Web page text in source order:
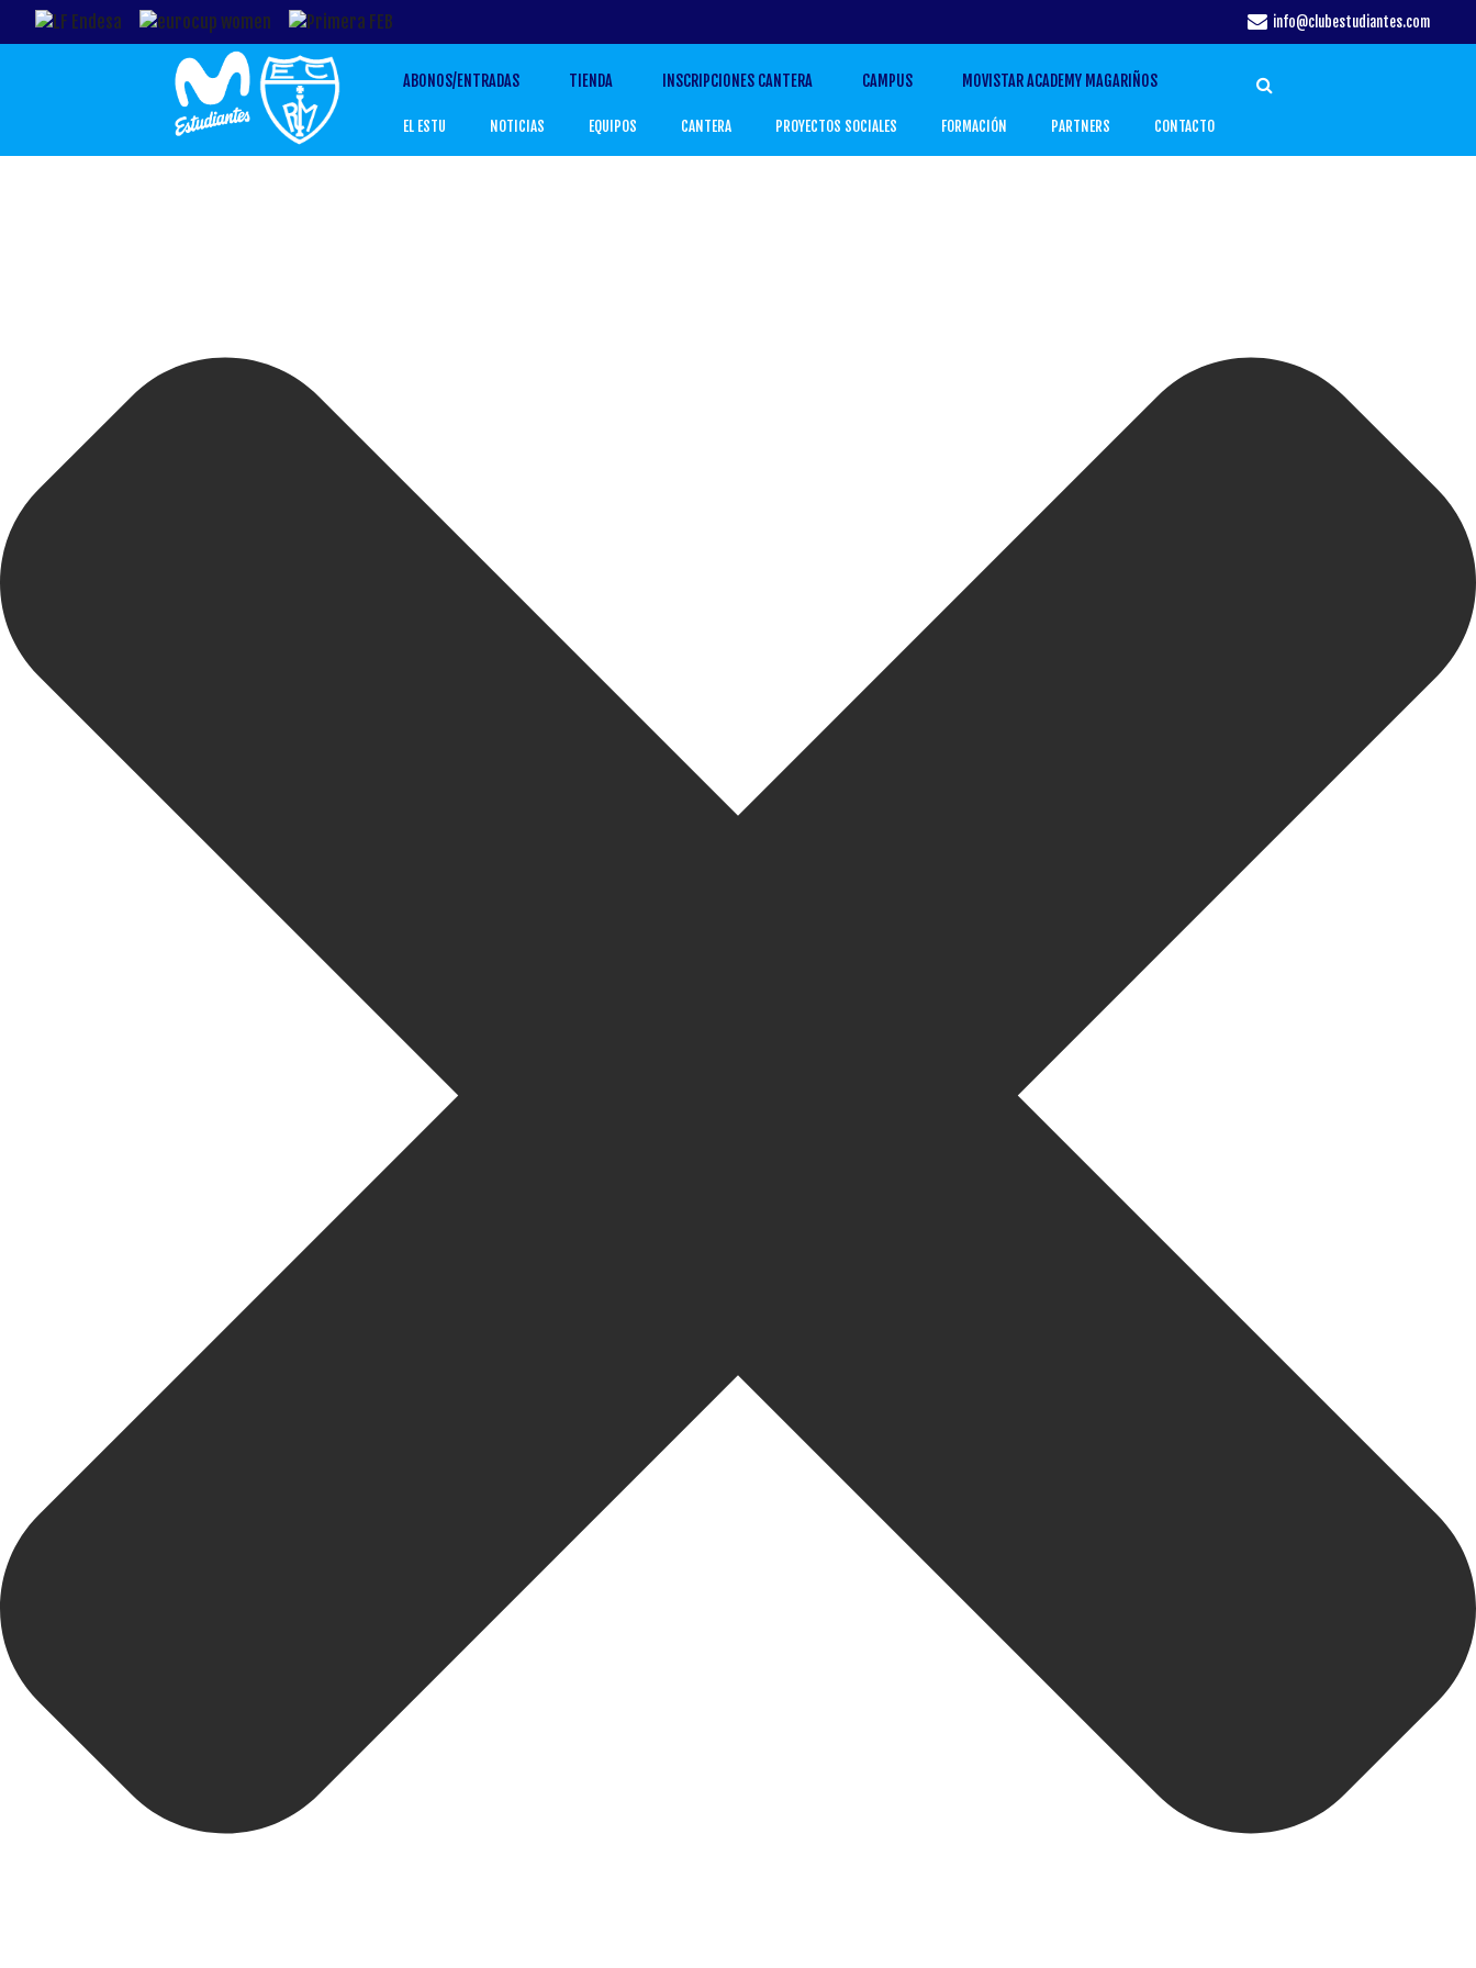
Gestionar el Consentimiento de las Cookies info@clubestudiantes.com
ABONOS/ENTRADAS TIENDA INSCRIPCIONES CANTERA CAMPUS MOVISTAR ACADEMY MAGARIÑOS
EL ESTU NOTICIAS EQUIPOS CANTERA PROYECTOS SOCIALES FORMACIÓN PARTNERS CONTACTO